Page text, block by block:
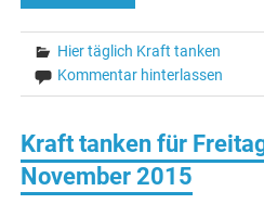
Hier täglich Kraft tanken
Kommentar hinterlassen
Kraft tanken für
November 2015